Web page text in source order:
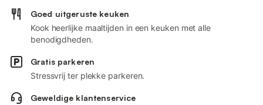
Goed uitgeruste keuken
Kook heerlijke maaltijden in een keuken met alle
benodigdheden.
Gratis parkeren
Stressvrij ter plekke parkeren.
Geweldige klantenservice